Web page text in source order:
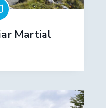
Martial